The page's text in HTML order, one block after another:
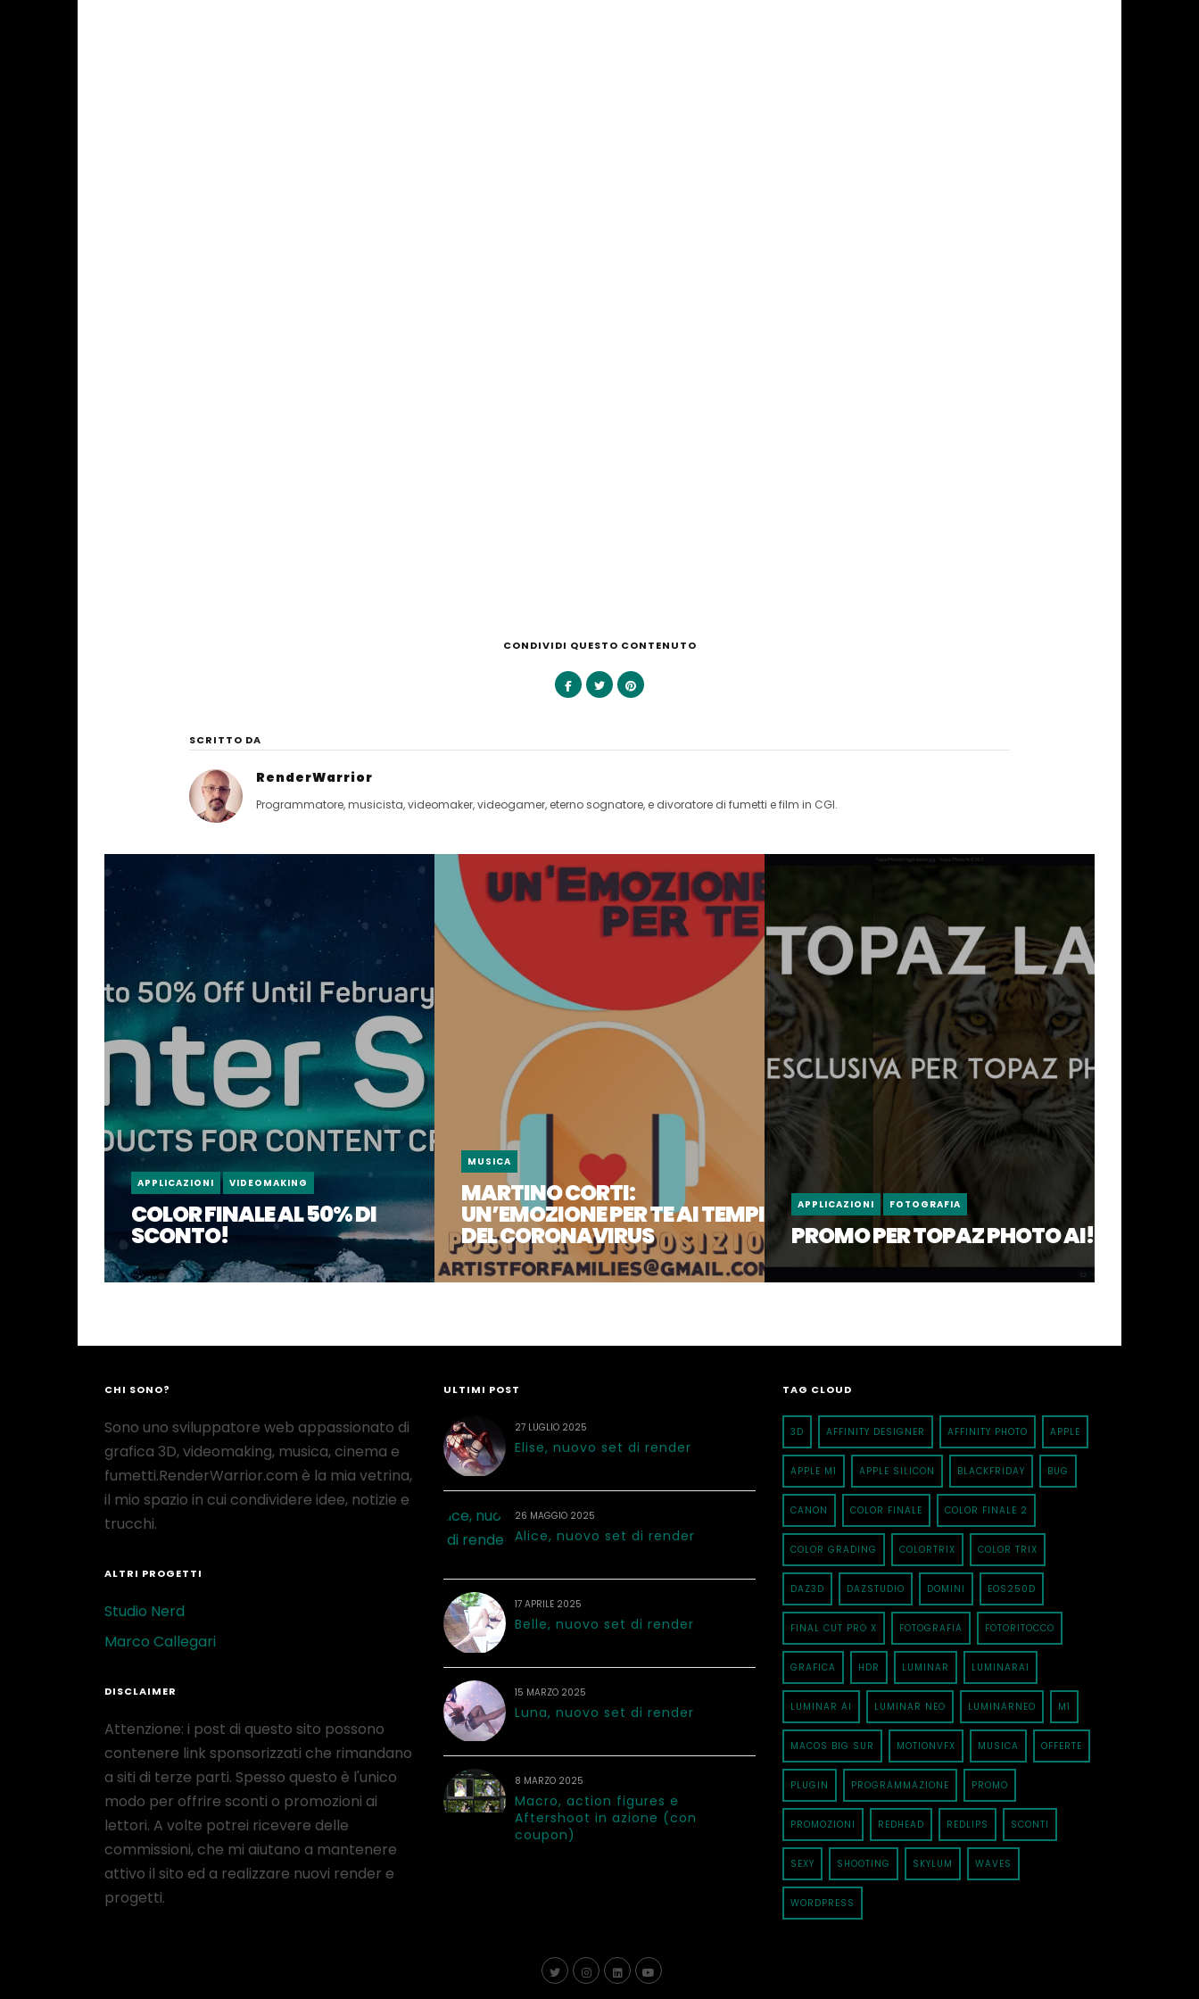
CONDIVIDI QUESTO CONTENUTO
SCRITTO DA
RenderWarrior
Programmatore, musicista, videomaker, videogamer, eterno sognatore, e divoratore di fumetti e film in CGI.
APPLICAZIONI VIDEOMAKING
COLOR FINALE AL 50% DI
SCONTO!
MUSICA
MARTINO CORTI:
UN’EMOZIONE PER TE AI TEMPI
DEL CORONAVIRUS
APPLICAZIONI FOTOGRAFIA
PROMO PER TOPAZ PHOTO AI!
CHI SONO?
Sono uno sviluppatore web appassionato di
grafica 3D, videomaking, musica, cinema e
fumetti.RenderWarrior.com è la mia vetrina,
il mio spazio in cui condividere idee, notizie e
trucchi.
ALTRI PROGETTI
Studio Nerd
Marco Callegari
DISCLAIMER
Attenzione: i post di questo sito possono
contenere link sponsorizzati che rimandano
a siti di terze parti. Spesso questo è l'unico
modo per offrire sconti o promozioni ai
lettori. A volte potrei ricevere delle
commissioni, che mi aiutano a mantenere
attivo il sito ed a realizzare nuovi render e
progetti.
ULTIMI POST
27 LUGLIO 2025
Elise, nuovo set di render
26 MAGGIO 2025
Alice, nuovo set di render
17 APRILE 2025
Belle, nuovo set di render
15 MARZO 2025
Luna, nuovo set di render
8 MARZO 2025
Macro, action figures e
Aftershoot in azione (con
coupon)
TAG CLOUD
3D AFFINITY DESIGNER AFFINITY PHOTO APPLE
APPLE M1 APPLE SILICON BLACKFRIDAY BUG
CANON COLOR FINALE COLOR FINALE 2
COLOR GRADING COLORTRIX COLOR TRIX
DAZ3D DAZSTUDIO DOMINI EOS250D
FINAL CUT PRO X FOTOGRAFIA FOTORITOCCO
GRAFICA HDR LUMINAR LUMINARAI
LUMINAR AI LUMINAR NEO LUMINARNEO M1
MACOS BIG SUR MOTIONVFX MUSICA OFFERTE
PLUGIN PROGRAMMAZIONE PROMO
PROMOZIONI REDHEAD REDLIPS SCONTI
SEXY SHOOTING SKYLUM WAVES
WORDPRESS